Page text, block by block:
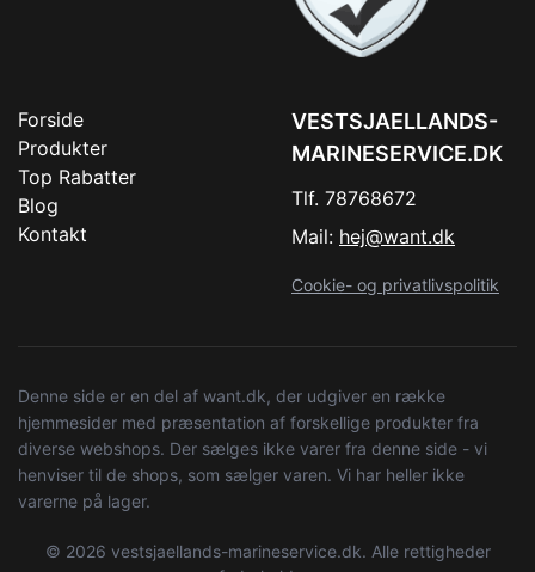
Forside
Produkter
Top Rabatter
Blog
Kontakt
VESTSJAELLANDS-
MARINESERVICE.DK
Tlf. 78768672
Mail: hej@want.dk
Cookie- og privatlivspolitik
Denne side er en del af want.dk, der udgiver en række
hjemmesider med præsentation af forskellige produkter fra
diverse webshops. Der sælges ikke varer fra denne side - vi
henviser til de shops, som sælger varen. Vi har heller ikke
varerne på lager.
© 2026 vestsjaellands-marineservice.dk. Alle rettigheder